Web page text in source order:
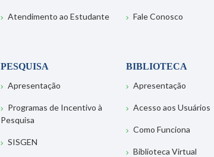
Atendimento ao Estudante Fale Conosco
PESQUISA
Apresentação
Programas de Incentivo à
Pesquisa
SISGEN
BIBLIOTECA
Apresentação
Acesso aos Usuários
Como Funciona
Biblioteca Virtual